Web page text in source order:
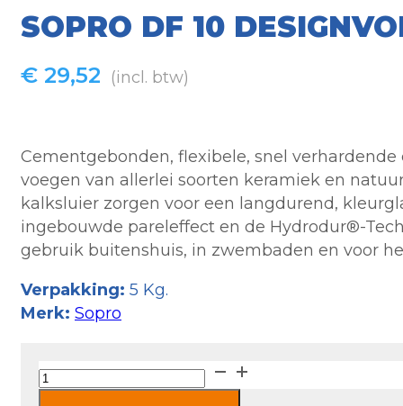
SOPRO DF 10
€ 29,52 (incl. btw)
Cementgebonden, flexibele, snel
voegen van allerlei soorten keramiek en
kalksluier zorgen voor een langdurend,
ingebouwde pareleffect en de Hydrodur®-
gebruik buitenshuis, in zwembaden en voor
Verpakking: 5 Kg.
Merk: Sopro
Sopro
DF